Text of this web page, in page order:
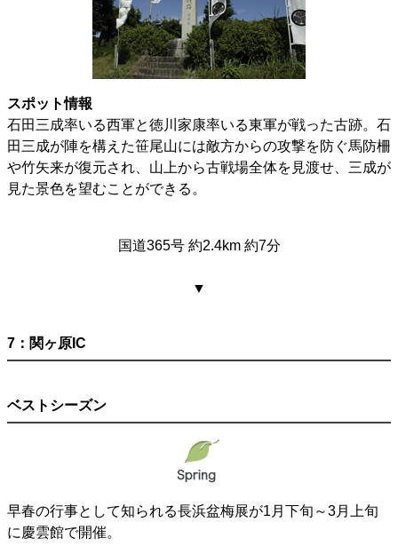
スポット情報
石田三成率いる西軍と徳川家康率いる東軍が戦った古跡。石
田三成が陣を構えた笹尾山には敵方からの攻撃を防ぐ馬防柵
や竹矢来が復元され、山上から古戦場全体を見渡せ、三成が
見た景色を望むことができる。
国道365号 約2.4km 約7分
▼
7：関ヶ原IC
ベストシーズン
早春の行事として知られる長浜盆梅展が1月下旬～3月上旬
に慶雲館で開催。